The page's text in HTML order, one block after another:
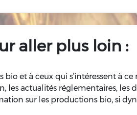
aller plus loin :
et à ceux qui s’intéressent à
les actualités réglementaires, les
sur les productions bio, si